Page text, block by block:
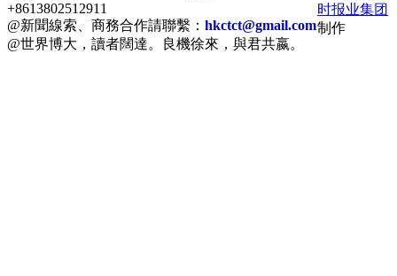
+8613802512911
@新聞線索、商務合作請聯繫： hkctct@gmail.com
@世界博大，讀者闊達。良機徐來，與君共嬴。
时报业集团
制作